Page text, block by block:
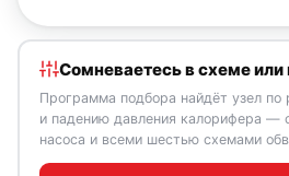
Сомневаетесь в схеме
Программа подбора найдёт узел по
и падению давления калорифера —
насоса и всеми шестью схемами